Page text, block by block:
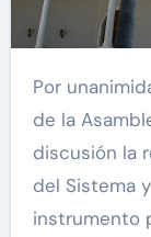
Por unanimidad, las diputadas y los diputados
de la
discusión la
del Sistema
instrumento